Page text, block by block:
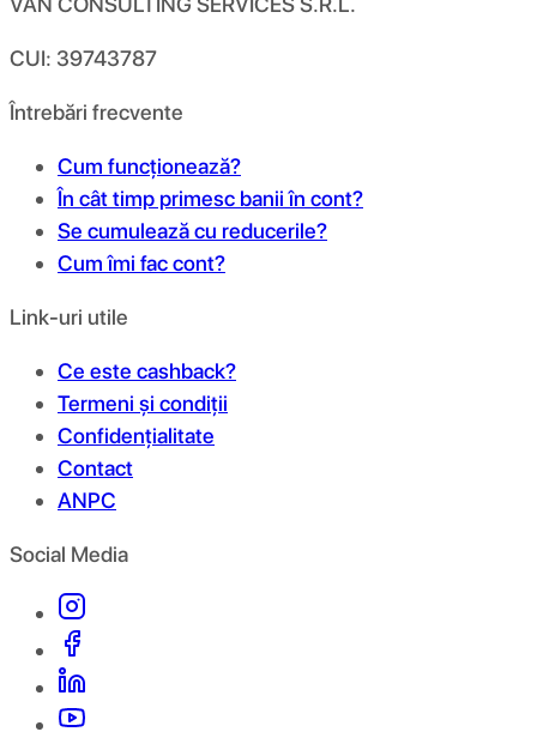
CUI: 39743787
Întrebări frecvente
Cum funcționează?
În cât timp primesc banii în cont?
Se cumulează cu reducerile?
Cum îmi fac cont?
Link-uri utile
Ce este cashback?
Termeni și condiții
Confidențialitate
Contact
ANPC
Social Media